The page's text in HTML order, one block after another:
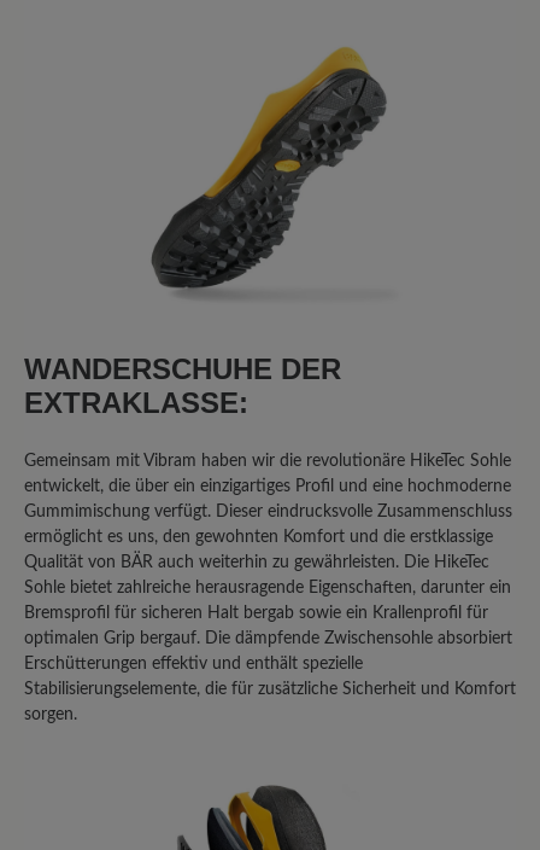
8
Bewertung mit 1 von 5 Sternen
Broken after 2000 kms of light
I walked 2000 kms of few caminos de
Santiago in Spain after having them for 1
month or so. Both shoes broke on the
front, were the shoes flexes at every
step. I can put a finger through.
Otherwise I’ll buy them again.
30. Januar 2026 16:43
Bewertung mit 3 von 5 Sternen
Nach einem Jahr Tragezeit
Ich habe diese Schuhe jetzt über ein
WANDERSCHUHE DER
EXTRAKLASSE:
Gemeinsam mit Vibram haben wir die revolutionäre HikeTec Sohle
entwickelt, die über ein einzigartiges Profil und eine hochmoderne
Gummimischung verfügt. Dieser eindrucksvolle Zusammenschluss
ermöglicht es uns, den gewohnten Komfort und die erstklassige
Qualität von BÄR auch weiterhin zu gewährleisten. Die HikeTec
Sohle bietet zahlreiche herausragende Eigenschaften, darunter ein
Bremsprofil für sicheren Halt bergab sowie ein Krallenprofil für
optimalen Grip bergauf. Die dämpfende Zwischensohle absorbiert
Erschütterungen effektiv und enthält spezielle
Stabilisierungselemente, die für zusätzliche Sicherheit und Komfort
sorgen.